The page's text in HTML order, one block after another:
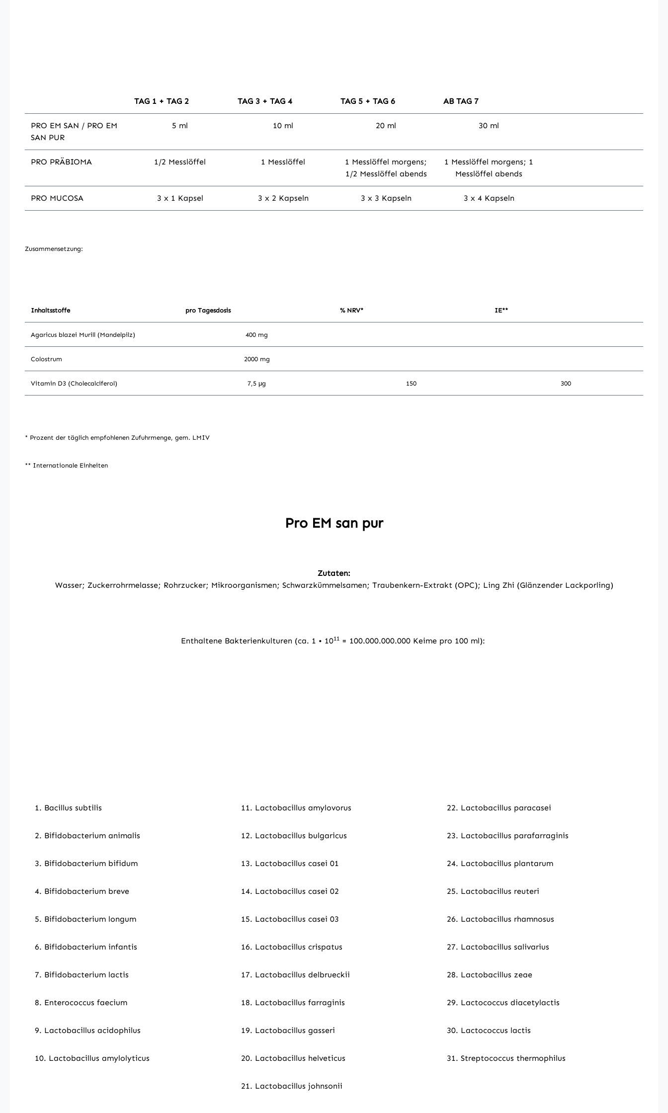
TAG 1 + TAG 2 TAG 3 + TAG 4 TAG 5 + TAG 6 AB TAG 7
PRO EM SAN / PRO EM
SAN PUR
5 ml 10 ml 20 ml 30 ml
PRO PRÄBIOMA 1/2 Messlöffel 1 Messlöffel
1 Messlöffel morgens;
1/2 Messlöffel abends
1 Messlöffel morgens; 1
Messlöffel abends
PRO MUCOSA 3 x 1 Kapsel 3 x 2 Kapseln 3 x 3 Kapseln 3 x 4 Kapseln
Zusammensetzung:
Inhaltsstoffe pro Tagesdosis % NRV* IE**
Agaricus blazei Murill (Mandelpilz) 400 mg
Colostrum 2000 mg
Vitamin D3 (Cholecalciferol) 7,5 μg 150 300
* Prozent der täglich empfohlenen Zufuhrmenge, gem. LMIV
** Internationale Einheiten
Pro EM san pur
Zutaten:
Wasser; Zuckerrohrmelasse; Rohrzucker; Mikroorganismen; Schwarzkümmelsamen; Traubenkern-Extrakt (OPC); Ling Zhi (Glänzender Lackporling)
Enthaltene Bakterienkulturen (ca. 1 • 1011= 100.000.000.000 Keime pro 100 ml):
1. Bacillus subtilis
2. Bifidobacterium animalis
3. Bifidobacterium bifidum
4. Bifidobacterium breve
5. Bifidobacterium longum
6. Bifidobacterium infantis
7. Bifidobacterium lactis
8. Enterococcus faecium
9. Lactobacillus acidophilus
10. Lactobacillus amylolyticus
11. Lactobacillus amylovorus
12. Lactobacillus bulgaricus
13. Lactobacillus casei 01
14. Lactobacillus casei 02
15. Lactobacillus casei 03
16. Lactobacillus crispatus
17. Lactobacillus delbrueckii
18. Lactobacillus farraginis
19. Lactobacillus gasseri
20. Lactobacillus helveticus
21. Lactobacillus johnsonii
22. Lactobacillus paracasei
23. Lactobacillus parafarraginis
24. Lactobacillus plantarum
25. Lactobacillus reuteri
26. Lactobacillus rhamnosus
27. Lactobacillus salivarius
28. Lactobacillus zeae
29. Lactococcus diacetylactis
30. Lactococcus lactis
31. Streptococcus thermophilus